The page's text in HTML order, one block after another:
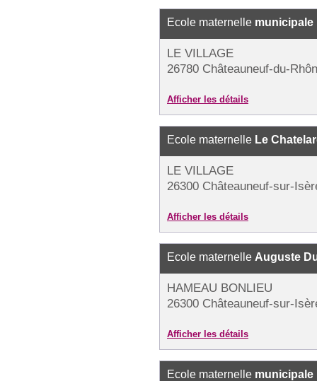
Ecole maternelle municipale
LE VILLAGE
26780 Châteauneuf-du-
Afficher les détails
Ecole maternelle Le
LE VILLAGE
26300 Châteauneuf-sur-
Afficher les détails
Ecole maternelle Auguste
HAMEAU BONLIEU
26300 Châteauneuf-sur-
Afficher les détails
Ecole maternelle municipale